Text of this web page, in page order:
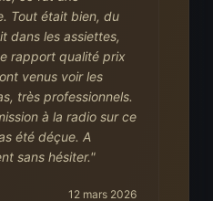
Tout était bien, du
dans les assiettes,
rapport qualité prix
venus voir les
très professionnels.
à la radio sur ce
été déçue. A
sans hésiter."
12 mars 2026